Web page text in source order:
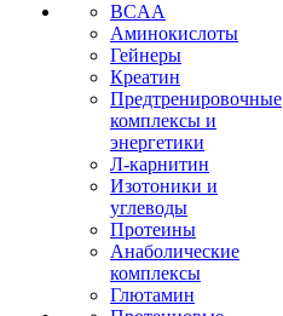
BCAA
Аминокислоты
Гейнеры
Креатин
Предтренировочные
комплексы и
энергетики
Л-карнитин
Изотоники и
углеводы
Протеины
Анаболические
комплексы
Глютамин